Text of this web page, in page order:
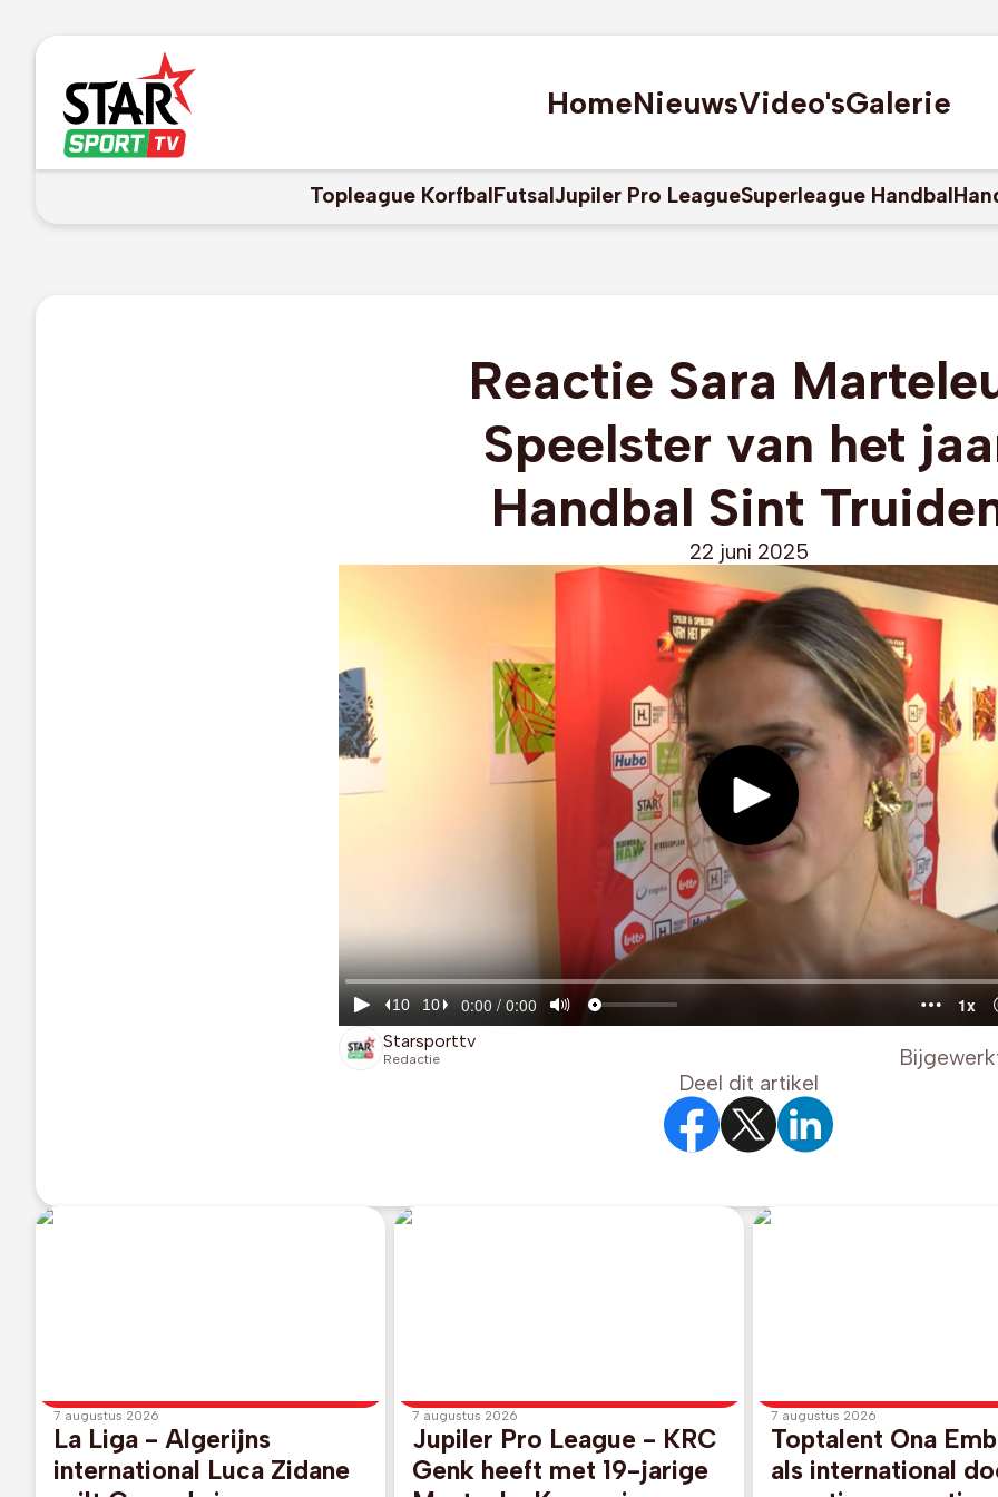
HomeNieuwsVideo'sGalerie
Topleague KorfbalFutsalJupiler Pro LeagueSuperleague Handbal
Reactie Sara
Speelster van het
Handbal Sint
22 juni 2025
Starsporttv
Redactie
Deel dit artikel
7 augustus 2026
La Liga - Algerijns
international Luca Zidane
7 augustus 2026
Jupiler Pro League - KRC
Genk heeft met 19-jarige
7 augustus 2026
Toptalent Ona
als international